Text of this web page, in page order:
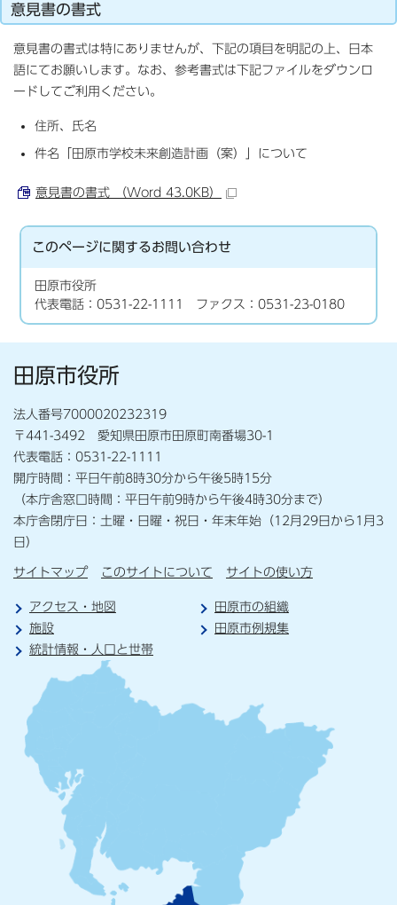
意見書の書式
意見書の書式は特にありませんが、下記の項目を明記の上、日本
語にてお願いします。なお、参考書式は下記ファイルをダウンロ
ードしてご利用ください。
住所、氏名
件名「田原市学校未来創造計画（案）」について
意見書の書式 （Word 43.0KB）
このページに関するお問い合わせ
田原市役所
代表電話：0531-22-1111 ファクス：0531-23-0180
田原市役所
法人番号7000020232319
〒441-3492 愛知県田原市田原町南番場30-1
代表電話：0531-22-1111
開庁時間：平日午前8時30分から午後5時15分
（本庁舎窓口時間：平日午前9時から午後4時30分まで）
本庁舎閉庁日：土曜・日曜・祝日・年末年始（12月29日から1月3
日）
サイトマップ このサイトについて サイトの使い方
アクセス・地図
田原市の組織
施設
田原市例規集
統計情報・人口と世帯